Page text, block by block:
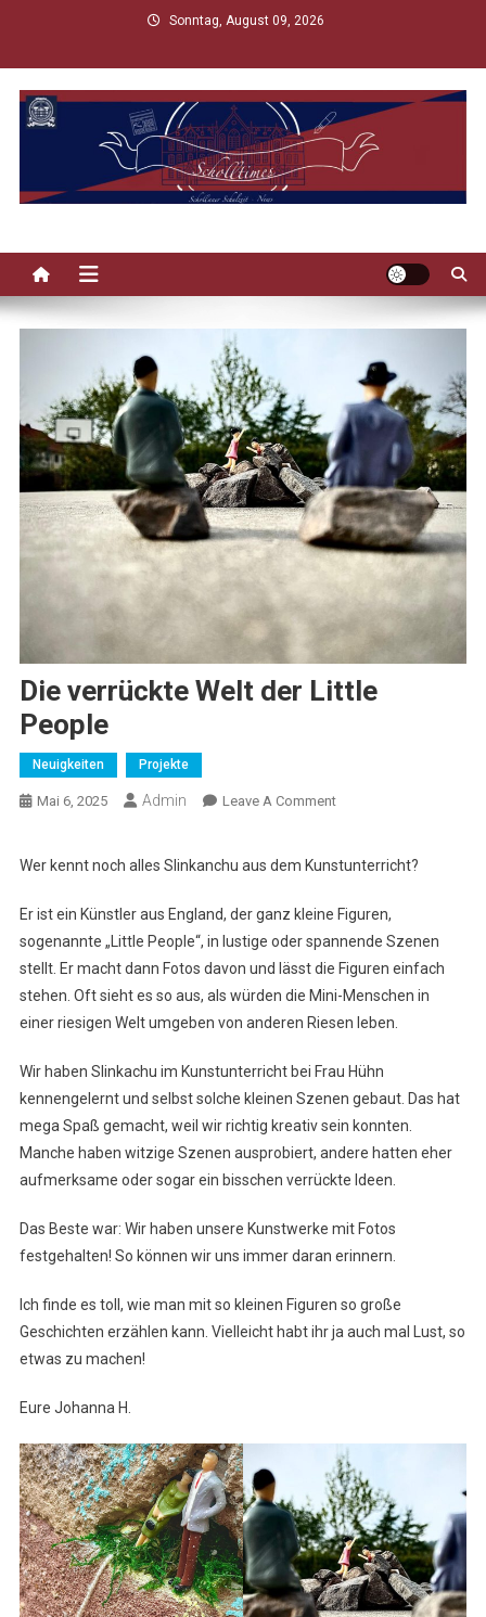
content
Sonntag, August 09, 2026
Die verrückte Welt der Little
People
Neuigkeiten Projekte
Mai 6, 2025 Admin Leave A CommentOn
Welt
Little
People
Wer kennt noch alles Slinkanchu aus dem Kunstunterricht?
Er ist ein Künstler aus England, der ganz kleine Figuren,
sogenannte „Little People“, in lustige oder spannende Szenen
stellt. Er macht dann Fotos davon und lässt die Figuren einfach
stehen. Oft sieht es so aus, als würden die Mini-Menschen in
einer riesigen Welt umgeben von anderen Riesen leben.
Wir haben Slinkachu im Kunstunterricht bei Frau Hühn
kennengelernt und selbst solche kleinen Szenen gebaut. Das hat
mega Spaß gemacht, weil wir richtig kreativ sein konnten.
Manche haben witzige Szenen ausprobiert, andere hatten eher
aufmerksame oder sogar ein bisschen verrückte Ideen.
Das Beste war: Wir haben unsere Kunstwerke mit Fotos
festgehalten! So können wir uns immer daran erinnern.
Ich finde es toll, wie man mit so kleinen Figuren so große
Geschichten erzählen kann. Vielleicht habt ihr ja auch mal Lust, so
etwas zu machen!
Eure Johanna H.